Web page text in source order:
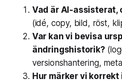
Vad är AI-assisterat,
(idé, copy, bild, röst,
Var kan vi bevisa
ändringshistorik?
versionshantering,
Hur märker vi